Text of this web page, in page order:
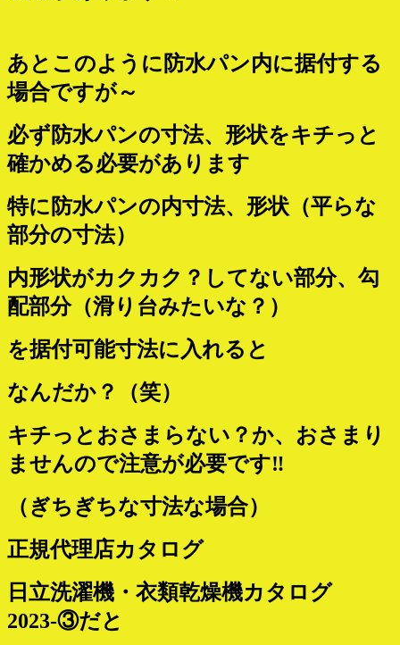
あとこのように防水パン内に据付する
場合ですが～
必ず防水パンの寸法、形状をキチっと
確かめる必要があります
特に防水パンの内寸法、形状（平らな
部分の寸法）
内形状がカクカク？してない部分、勾
配部分（滑り台みたいな？）
を据付可能寸法に入れると
なんだか？（笑）
キチっとおさまらない？か、おさまり
ませんので注意が必要です‼
（ぎちぎちな寸法な場合）
正規代理店カタログ
日立洗濯機・衣類乾燥機カタログ
2023-③だと